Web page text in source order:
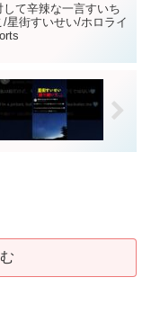
て辛辣な一言すいち
/星街すいせい/ホロライ